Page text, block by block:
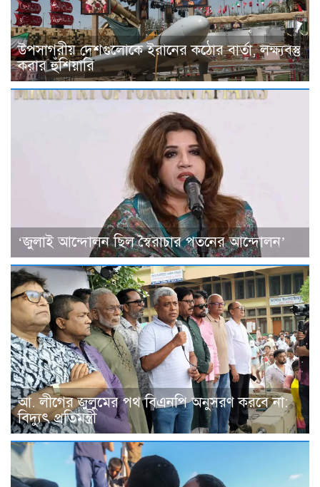
উপসাগরীয় দেশগুলোকে ইরানের কঠোর বার্তা, লক্ষ্যবস্তু
করার হুঁশিয়ারি
‘জুলাই আন্দোলন ছিল স্বৈরাচার পতনের আন্দোলন’
আ. লীগের জুলুমের পথ বিএনপি অনুসরণ করবে না:
বিদ্যুৎ প্রতিমন্ত্রী